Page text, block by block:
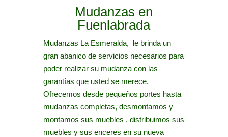
Mudanzas en
Fuenlabrada
Mudanzas La Esmeralda, le brinda un
gran abanico de servicios necesarios para
poder realizar su mudanza con las
garantías que usted se merece.
Ofrecemos desde pequeños portes hasta
mudanzas completas, desmontamos y
montamos sus muebles , distribuimos sus
muebles y sus enceres en su nueva